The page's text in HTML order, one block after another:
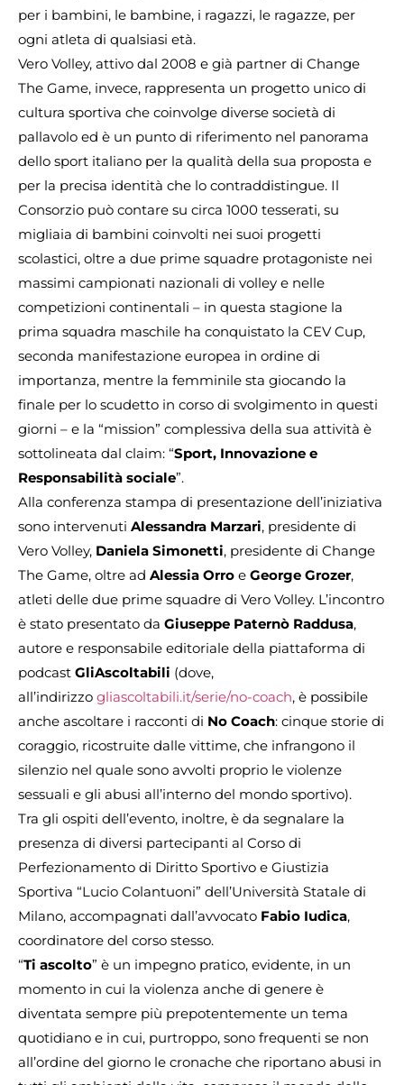
per i bambini, le bambine, i ragazzi, le ragazze, per
ogni atleta di qualsiasi età.
Vero Volley, attivo dal 2008 e già partner di Change
The Game, invece, rappresenta un progetto unico di
cultura sportiva che coinvolge diverse società di
pallavolo ed è un punto di riferimento nel panorama
dello sport italiano per la qualità della sua proposta e
per la precisa identità che lo contraddistingue. Il
Consorzio può contare su circa 1000 tesserati, su
migliaia di bambini coinvolti nei suoi progetti
scolastici, oltre a due prime squadre protagoniste nei
massimi campionati nazionali di volley e nelle
competizioni continentali – in questa stagione la
prima squadra maschile ha conquistato la CEV Cup,
seconda manifestazione europea in ordine di
importanza, mentre la femminile sta giocando la
finale per lo scudetto in corso di svolgimento in questi
giorni – e la “mission” complessiva della sua attività è
sottolineata dal claim: “Sport, Innovazione e
Responsabilità sociale”.
Alla conferenza stampa di presentazione dell’iniziativa
sono intervenuti Alessandra Marzari, presidente di
Vero Volley, Daniela Simonetti, presidente di Change
The Game, oltre ad Alessia Orro e George Grozer,
atleti delle due prime squadre di Vero Volley. L’incontro
è stato presentato da Giuseppe Paternò Raddusa,
autore e responsabile editoriale della piattaforma di
podcast GliAscoltabili (dove,
all’indirizzo gliascoltabili.it/serie/no-coach, è possibile
anche ascoltare i racconti di No Coach: cinque storie di
coraggio, ricostruite dalle vittime, che infrangono il
silenzio nel quale sono avvolti proprio le violenze
sessuali e gli abusi all’interno del mondo sportivo).
Tra gli ospiti dell’evento, inoltre, è da segnalare la
presenza di diversi partecipanti al Corso di
Perfezionamento di Diritto Sportivo e Giustizia
Sportiva “Lucio Colantuoni” dell’Università Statale di
Milano, accompagnati dall’avvocato Fabio Iudica,
coordinatore del corso stesso.
“Ti ascolto” è un impegno pratico, evidente, in un
momento in cui la violenza anche di genere è
diventata sempre più prepotentemente un tema
quotidiano e in cui, purtroppo, sono frequenti se non
all’ordine del giorno le cronache che riportano abusi in